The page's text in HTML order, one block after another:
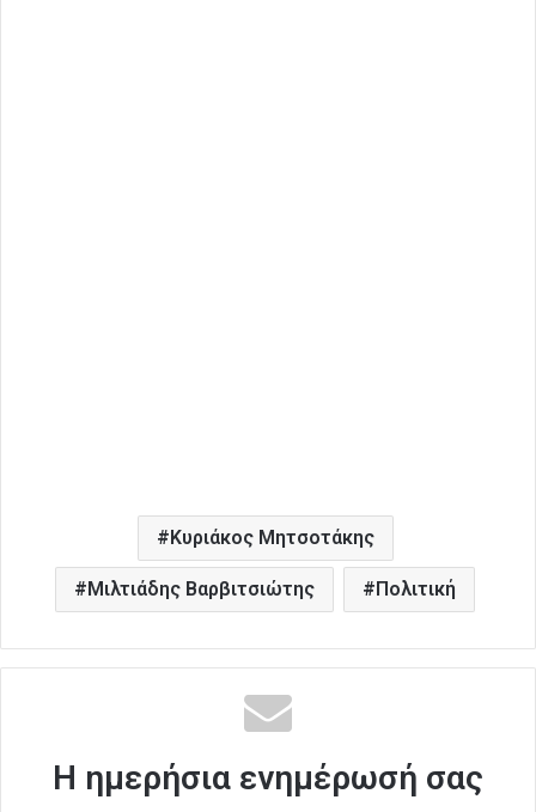
Κυριάκος Μητσοτάκης
Μιλτιάδης Βαρβιτσιώτης Πολιτική
Η ημερήσια ενημέρωσή σας